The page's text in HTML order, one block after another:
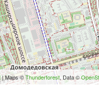
| Maps ©Thunderforest, Data ©